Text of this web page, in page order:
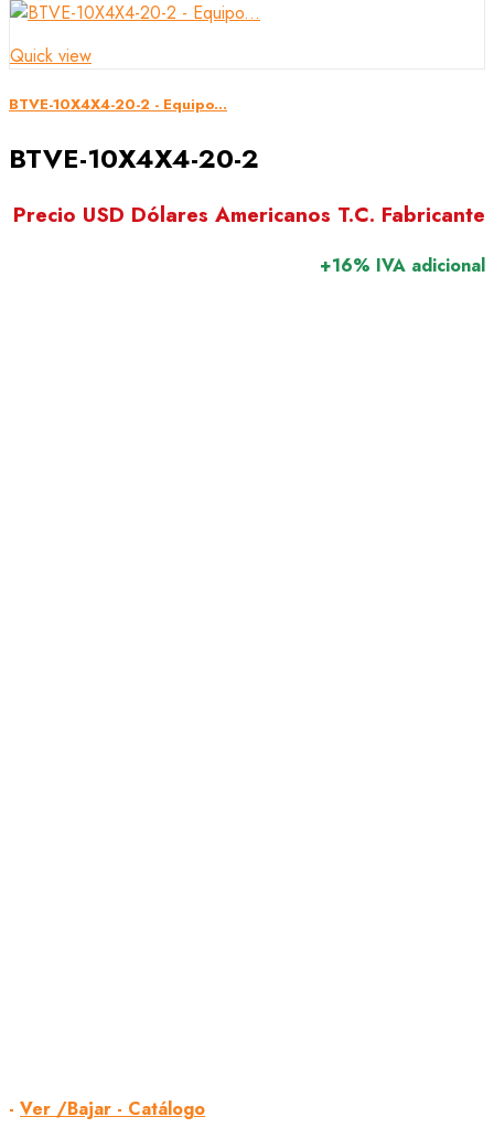
Quick view
BTVE-10X4X4-20-2 - Equipo...
BTVE-10X4X4-20-2
Precio USD Dólares Americanos T.C. Fabricante
+16% IVA adicional
- Ver /Bajar - Catálogo